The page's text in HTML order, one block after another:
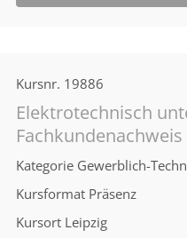
Kursnr. 19886
Elektrotechnisch
Kategorie Gewerblich-
Kursformat Präsenz
Kursort Leipzig